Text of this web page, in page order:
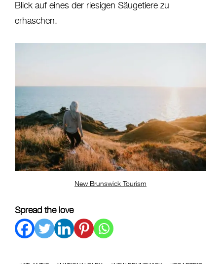
Blick auf eines der riesigen Säugetiere zu
erhaschen.
New Brunswick Tourism
Spread the love